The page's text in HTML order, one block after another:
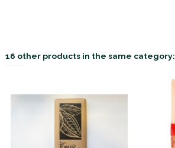
16 other products in the same category: